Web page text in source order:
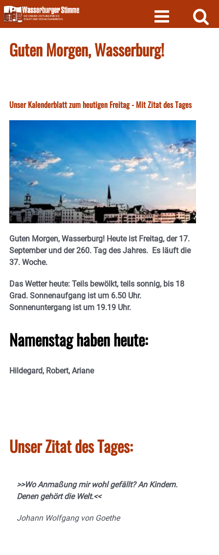
Skip
to
content
Guten Morgen, Wasserburg!
Unser Kalenderblatt zum heutigen Freitag - Mit Zitat des Tages
Guten Morgen, Wasserburg! Heute ist Freitag, der 17.
September und der 260. Tag des Jahres. Es läuft die
37. Woche.
Das Wetter heute: Teils bewölkt, teils sonnig, bis 18
Grad. Sonnenaufgang ist um 6.50 Uhr.
Sonnenuntergang ist um 19.19 Uhr.
Namenstag haben heute:
Hildegard, Robert, Ariane
Unser Zitat des Tages:
>>Wo Anmaßung mir wohl gefällt? An Kindern.
Denen gehört die Welt.<<
Johann Wolfgang von Goethe